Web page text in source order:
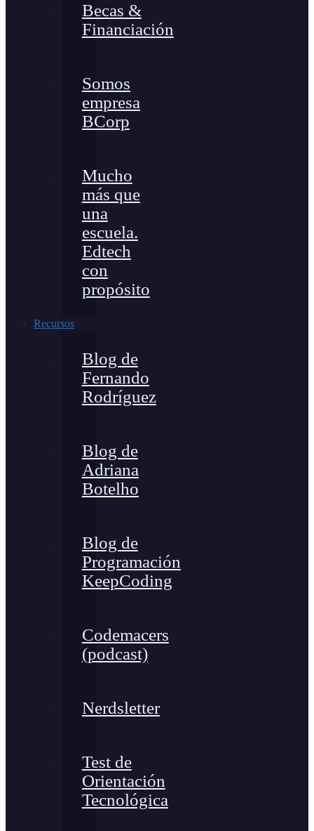
Becas &
Financiación
Somos
empresa
BCorp
Mucho
más que
una
escuela.
Edtech
con
propósito
Recursos
Blog de
Fernando
Rodríguez
Blog de
Adriana
Botelho
Blog de
Programación
KeepCoding
Codemacers
(podcast)
Nerdsletter
Test de
Orientación
Tecnológica